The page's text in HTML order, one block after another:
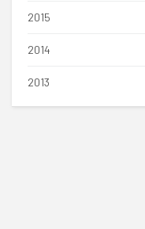
2015
2014
2013